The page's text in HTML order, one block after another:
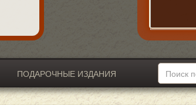
ПОДАРОЧНЫЕ ИЗДАНИЯ